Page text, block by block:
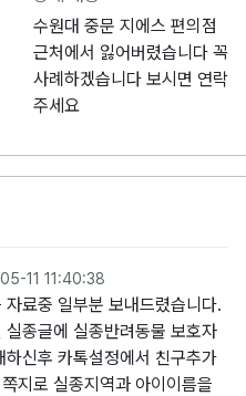
수원대 중문 지에스 편의점
근처에서 잃어버렸습니다 꼭
사례하겠습니다 보시면 연락
주세요
11 11:40:38
료중 일부분 보내드렸습니다.
종글에 실종반려동물 보호자
신후 카톡설정에서 친구추가
지로 실종지역과 아이이름을